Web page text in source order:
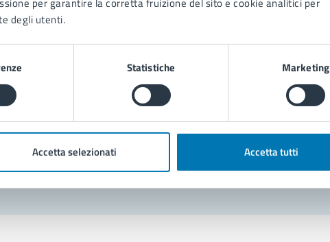
per garantire la corretta fruizione del sito e cookie analitici per
degli utenti.
Statistiche Marketing
Accetta selezionati Accetta tutti